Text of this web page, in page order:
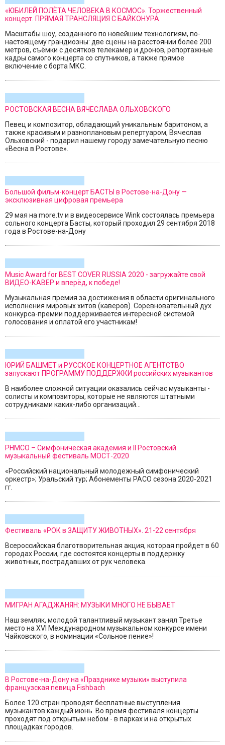
«ЮБИЛЕЙ ПОЛЁТА ЧЕЛОВЕКА В КОСМОС». Торжественный
концерт. ПРЯМАЯ ТРАНСЛЯЦИЯ С БАЙКОНУРА
Масштабы шоу, созданного по новейшим технологиям, по-
настоящему грандиозны: две сцены на расстоянии более 200
метров, съёмки с десятков телекамер и дронов, репортажные
кадры самого концерта со спутников, а также прямое
включение с борта МКС.
РОСТОВСКАЯ ВЕСНА ВЯЧЕСЛАВА ОЛЬХОВСКОГО
Певец и композитор, обладающий уникальным баритоном, а
также красивым и разноплановым репертуаром, Вячеслав
Ольховский - подарил нашему городу замечательную песню
«Весна в Ростове».
Большой фильм-концерт БАСТЫ в Ростове-на-Дону —
эксклюзивная цифровая премьера
29 мая на more.tv и в видеосервисе Wink состоялась премьера
сольного концерта Басты, который проходил 29 сентября 2018
года в Ростове-на-Дону
Music Award for BEST COVER RUSSIA 2020 - загружайте свой
ВИДЕО-КАВЕР и вперёд, к победе!
Музыкальная премия за достижения в области оригинального
исполнения мировых хитов (каверов). Соревновательный дух
конкурса-премии поддерживается интересной системой
голосования и оплатой его участникам!
ЮРИЙ БАШМЕТ и РУССКОЕ КОНЦЕРТНОЕ АГЕНТСТВО
запускают ПРОГРАММУ ПОДДЕРЖКИ российских музыкантов
В наиболее сложной ситуации оказались сейчас музыканты -
солисты и композиторы, которые не являются штатными
сотрудниками каких-либо организаций...
РНМСО – Симфоническая академия и II Ростовский
музыкальный фестиваль МОСТ-2020
«Российский национальный молодежный симфонический
оркестр»; Уральский тур; Абонементы РАСО сезона 2020-2021
гг.
Фестиваль «РОК в ЗАЩИТУ ЖИВОТНЫХ». 21-22 сентября
Всероссийская благотворительная акция, которая пройдет в 60
городах России, где состоятся концерты в поддержку
животных, пострадавших от рук человека.
МИГРАН АГАДЖАНЯН: МУЗЫКИ МНОГО НЕ БЫВАЕТ
Наш земляк, молодой талантливый музыкант занял Третье
место на ХVI Международном музыкальном конкурсе имени
Чайковского, в номинации «Сольное пение»!
В Ростове-на-Дону на «Празднике музыки» выступила
французская певица Fishbach
Более 120 стран проводят бесплатные выступления
музыкантов каждый июнь. Во время фестиваля концерты
проходят под открытым небом - в парках и на открытых
площадках городов.